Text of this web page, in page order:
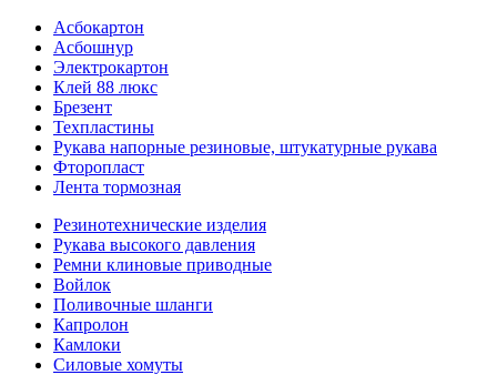
Асбокартон
Асбошнур
Электрокартон
Клей 88 люкс
Брезент
Техпластины
Рукава напорные резиновые, штукатурные рукава
Фторопласт
Лента тормозная
Резинотехнические изделия
Рукава высокого давления
Ремни клиновые приводные
Войлок
Поливочные шланги
Капролон
Камлоки
Силовые хомуты